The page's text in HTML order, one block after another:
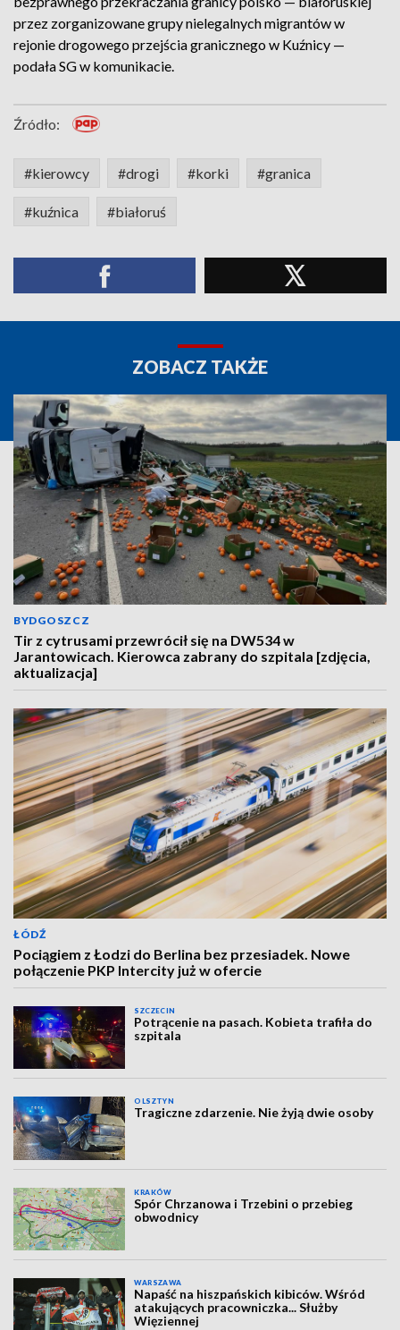
przez zorganizowane grupy nielegalnych migrantów w
rejonie drogowego przejścia granicznego w Kuźnicy —
podała SG w komunikacie.
Źródło:
#kierowcy #drogi #korki #granica
#kuźnica #białoruś
ZOBACZ TAKŻE
BYDGOSZCZ
Tir z cytrusami przewrócił się na DW534 w
Jarantowicach. Kierowca zabrany do szpitala [zdjęcia,
aktualizacja]
ŁÓDŹ
Pociągiem z Łodzi do Berlina bez przesiadek. Nowe
połączenie PKP Intercity już w ofercie
SZCZECIN
Potrącenie na pasach. Kobieta trafiła do
szpitala
OLSZTYN
Tragiczne zdarzenie. Nie żyją dwie osoby
KRAKÓW
Spór Chrzanowa i Trzebini o przebieg
obwodnicy
WARSZAWA
Napaść na hiszpańskich kibiców. Wśród
atakujących pracowniczka... Służby
Więziennej